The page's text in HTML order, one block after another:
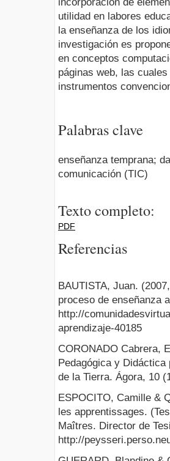
utilidad en labores
la enseñanza de los
investigación es
en conceptos
páginas web, las
instrumentos
Palabras clave
enseñanza temprana;
comunicación (TIC)
Texto completo:
PDF
Referencias
BAUTISTA, Juan.
proceso de enseñanza
http://
aprendizaje-40185
CORONADO Cabrera,
Pedagógica y
de la Tierra. Ágora, 10
ESPOCITO, Camille &
les apprentissages.
Maîtres. Director de
http://